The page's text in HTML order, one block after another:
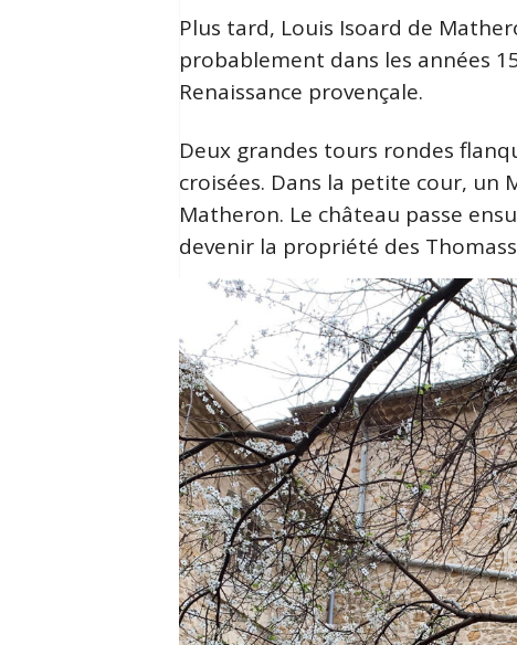
Plus tard, Louis Isoard de
probablement dans les années
Renaissance provençale.
Deux grandes tours rondes
croisées. Dans la petite cour, un
Matheron. Le château passe
devenir la propriété des